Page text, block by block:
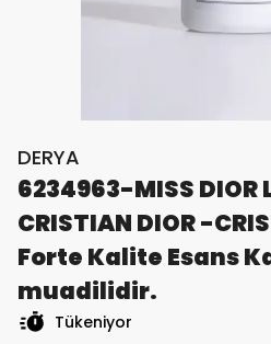
DERYA
6234963-MISS DIOR
CRISTIAN DIOR -
Forte Kalite Esans
muadilidir.
Tükeniyor